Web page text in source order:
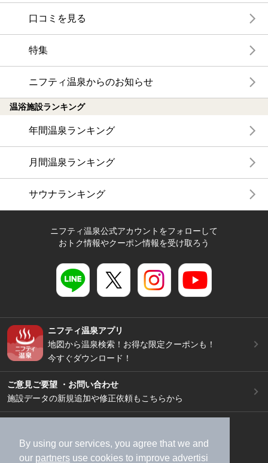
By using our services, you agree that we and
our partners use cookies to improve advertisi
口コミを見る
特集
ニフティ温泉からのお知らせ
温浴施設ランキング
年間温泉ランキング
月間温泉ランキング
サウナランキング
ニフティ温泉公式アカウントをフォローして
おトク情報やクーポン情報を受け取ろう
ニフティ温泉アプリ
地図から温泉検索！お得な限定クーポンも！
今すぐダウンロード！
ご意見ご要望 ・お問い合わせ
施設データの新規追加や修正依頼もこちらから
加盟店募集（資料請求）
広告出稿のご案内
利用規約
ライフスタイルMEMBERS+規約